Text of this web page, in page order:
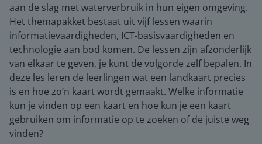
aan de slag met waterverbruik in hun eigen omgeving.
Het themapakket bestaat uit vijf lessen waarin
informatievaardigheden, ICT-basisvaardigheden en
technologie aan bod komen. De lessen zijn afzonderlijk
van elkaar te geven, je kunt de volgorde zelf bepalen. In
deze les leren de leerlingen wat een landkaart precies
is en hoe zo’n kaart wordt gemaakt. Welke informatie
kun je vinden op een kaart en hoe kun je een kaart
gebruiken om informatie op te zoeken of de juiste weg
vinden?